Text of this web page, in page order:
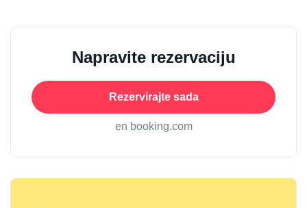
Napravite rezervaciju
Rezervirajte sada
en booking.com